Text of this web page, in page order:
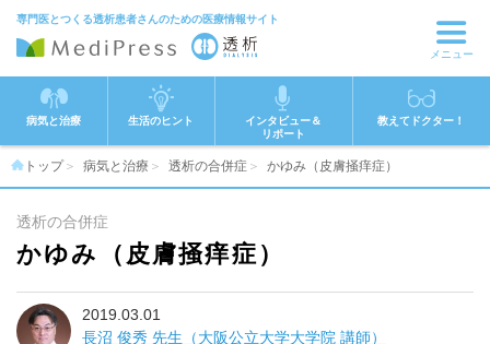
専門医とつくる透析患者さんのための医療情報サイト
メニュー
病気と治療 生活のヒント
インタビュー＆
リポート
教えてドクター！
トップ 病気と治療 透析の合併症 かゆみ（皮膚掻痒症）
透析の合併症
かゆみ（皮膚掻痒症）
2019.03.01
長沼 俊秀 先生（大阪公立大学大学院 講師）